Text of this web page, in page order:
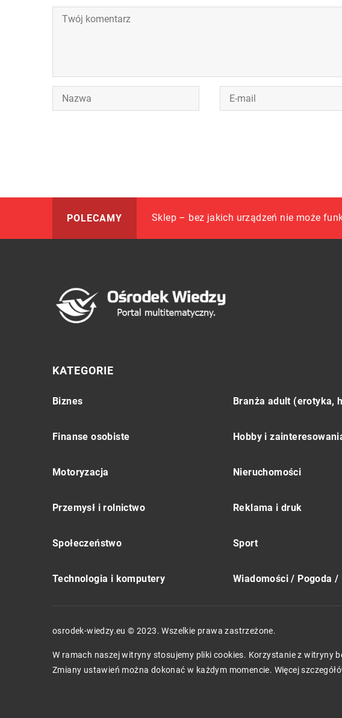
POLECAMY Czym jest Mobilny System Lojalnościowy?
Sklep – bez jakich urządzeń nie może
Choroba alkoholowa – co warto wiedzieć?
KATEGORIE
Biznes Branża adult (erotyka,
Finanse osobiste Hobby i
Motoryzacja Nieruchomości
Przemysł i rolnictwo Reklama i druk
Społeczeństwo Sport
Technologia i komputery Wiadomości / Pogoda
osrodek-wiedzy.eu © 2023. Wszelkie prawa zastrzeżone.
W ramach naszej witryny stosujemy pliki cookies. Korzystanie z witryny
Zmiany ustawień można dokonać w każdym momencie. Więcej